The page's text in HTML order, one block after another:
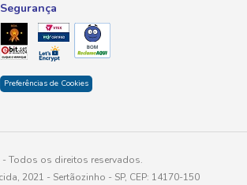
Segurança
Preferências de Cookies
- Todos os direitos reservados.
2021 - Sertãozinho - SP, CEP: 14170-150